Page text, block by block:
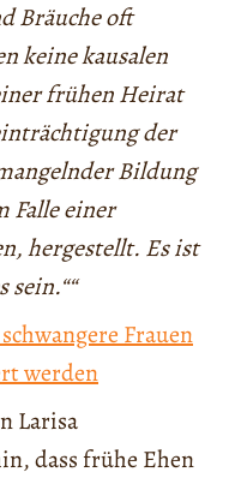
Bräuche oft
keine kausalen
frühen Heirat
der
Bildung
Falle einer
hergestellt. Es ist
sein.““
Frauen
werden
Larisa
dass frühe Ehen